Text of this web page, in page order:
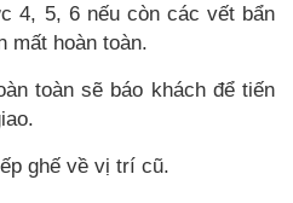
4, 5, 6 nếu còn các vết bẩn
mất hoàn toàn.
toàn sẽ báo khách để tiến
ghế về vị trí cũ.